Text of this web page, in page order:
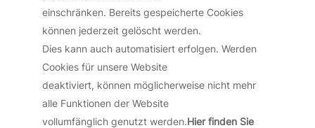
einschränken. Bereits gespeicherte Cookies
können jederzeit gelöscht werden.
Dies kann auch automatisiert erfolgen. Werden
Cookies für unsere Website
deaktiviert, können möglicherweise nicht mehr
alle Funktionen der Website
vollumfänglich genutzt werden.Hier finden Sie